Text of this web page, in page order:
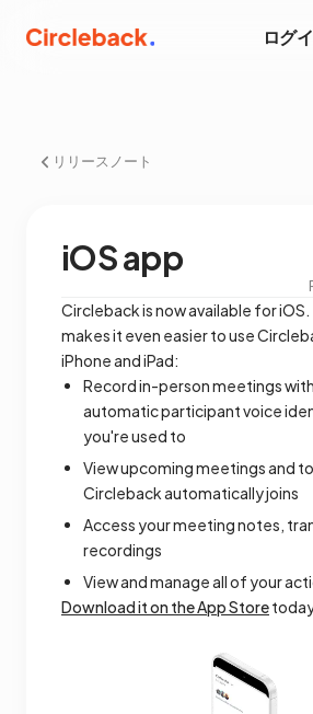
ログ
リリースノート
iOS app
Circleback is now available for
makes it even easier to use
iPhone and iPad:
Record in-person meetings
automatic participant voice
you're used to
View upcoming meetings and
Circleback automatically joins
Access your meeting notes,
recordings
View and manage all of your
Download it on the App Store